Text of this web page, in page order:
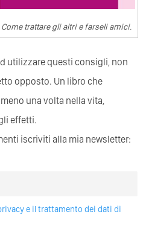
Come trattare gli altri e farseli amici.
utilizzare questi consigli, non
opposto. Un libro che
una volta nella vita,
effetti.
iscriviti alla mia newsletter:
e il trattamento dei dati di